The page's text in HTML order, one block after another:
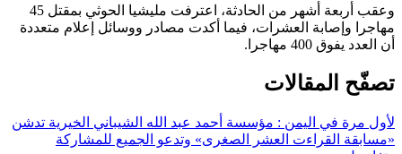
وعقب أربعة أشهر من الحادثة، اعترفت مليشيا الحوثي بمقتل 45
مهاجرا وإصابة العشرات، فيما أكدت مصادر ووسائل إعلام متعددة
أن العدد يفوق 400 مهاجرا.
تصفّح المقالات
لأول مرة في اليمن : مؤسسة أحمد عبد الله الشيباني الخيرية تدشن
«مسابقة القراءت العشر الصغرى» وتدعو الجميع للمشاركة